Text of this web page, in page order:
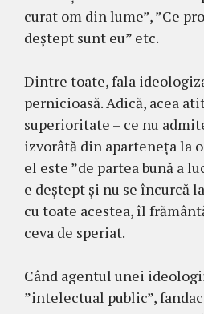
curat om din lume”, ”Ce
deștept sunt eu” etc.
Dintre toate, fala
pernicioasă. Adică, acea
superioritate – ce nu
izvorâtă din aparteneța la
el este ”de partea bună a
e deștept și nu se încurcă
cu toate acestea, îl
ceva de speriat.
Când agentul unei
”intelectual public”,